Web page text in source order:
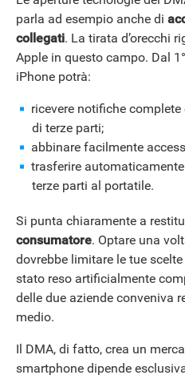
parla ad esempio anche di
collegati. La tirata d’orecchi
Apple in questo campo. Dal
iPhone potrà:
ricevere notifiche
di terze parti;
abbinare facilmente
trasferire
terze parti al portatile.
Si punta chiaramente a
consumatore. Optare una
dovrebbe limitare le tue
stato reso artificialmente
delle due aziende conveniva
medio.
Il DMA, di fatto, crea un
smartphone dipende